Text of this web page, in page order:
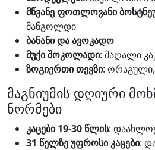
მწვანე ფოთლოვანი
მანგოლდი
ბანანი და ავოკადო
მუქი შოკოლადი: მაღალი
ზოგიერთი თევზი: ორაგული,
მაგნიუმის დღიური
ნორმები
კაცები 19-30 წლის:
31 წელზე უფროსი კაცები: